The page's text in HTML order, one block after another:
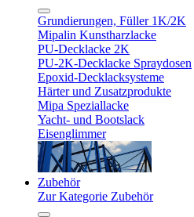
Grundierungen, Füller 1K/2K
Mipalin Kunstharzlacke
PU-Decklacke 2K
PU-2K-Decklacke Spraydosen
Epoxid-Decklacksysteme
Härter und Zusatzprodukte
Mipa Speziallacke
Yacht- und Bootslack
Eisenglimmer
Zubehör
Zur Kategorie Zubehör